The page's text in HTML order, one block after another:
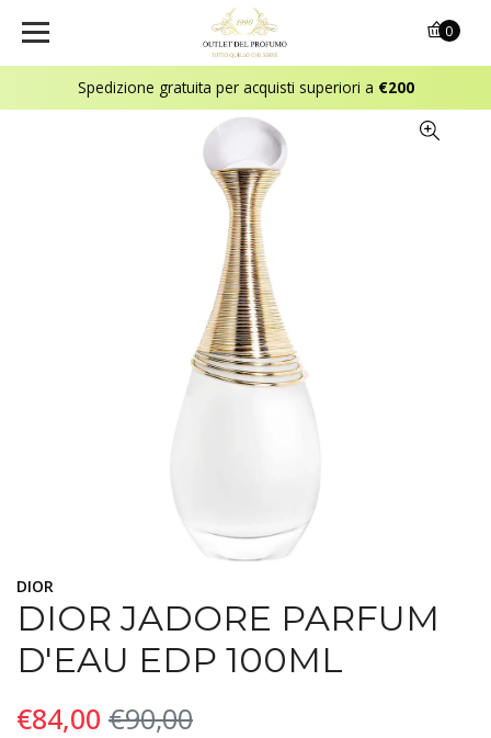
Spedizione gratuita per acquisti superiori a €200
0
DIOR
DIOR JADORE PARFUM
D'EAU EDP 100ML
€84,00 €90,00